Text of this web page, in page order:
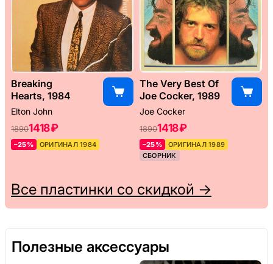
Breaking
Hearts, 1984
Elton John
18901418 ₽
–25% ОРИГИНАЛ 1984
The Very Best Of
Joe Cocker, 1989
Joe Cocker
18901418 ₽
–25%
ОРИГИНАЛ 1989
СБОРНИК
Все пластинки со скидкой →
Полезные аксессуары